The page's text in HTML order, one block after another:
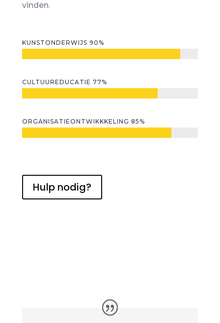
vinden.
KUNSTONDERWIJS 90%
CULTUUREDUCATIE 77%
ORGANISATIEONTWIKKKELING 85%
Hulp nodig?